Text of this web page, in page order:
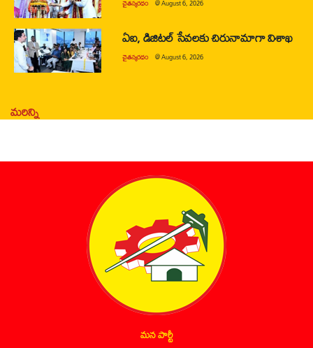
చైతన్యరధం @August 6, 2026
ఏఐ, డిజిటల్ సేవలకు చిరునామాగా విశాఖ
చైతన్యరధం @August 6, 2026
మరిన్ని
మన పార్టీ